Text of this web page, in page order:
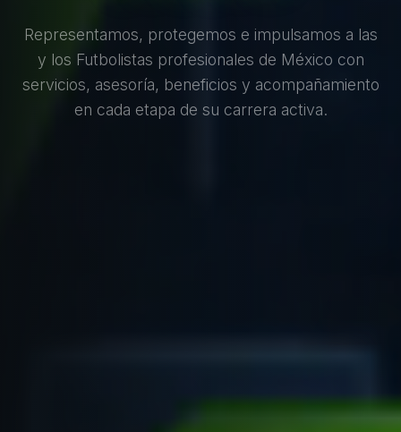
Representamos, protegemos e impulsamos a las
y los Futbolistas profesionales de México con
servicios, asesoría, beneficios y acompañamiento
en cada etapa de su carrera activa.